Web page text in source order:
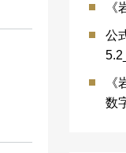
公
数